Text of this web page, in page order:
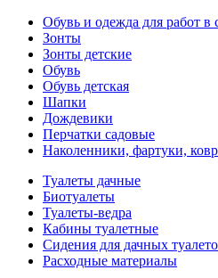
Обувь и одежда для работ в
Зонты
Зонты детские
Обувь
Обувь детская
Шапки
Дождевики
Перчатки садовые
Наколенники, фартуки,
Туалеты дачные
Биотуалеты
Туалеты-ведра
Кабины туалетные
Сидения для дачных
Расходные материалы